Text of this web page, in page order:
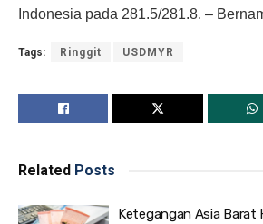
Indonesia pada 281.5/281.8. –
Tags: Ringgit USDMYR
Related Posts
Ketegangan Asia Barat